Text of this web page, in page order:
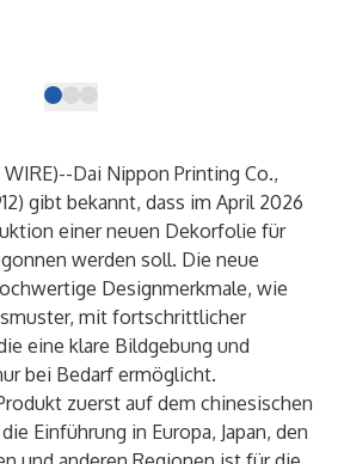
WIRE)--Dai Nippon Printing Co.,
gibt bekannt, dass im April 2026
einer neuen Dekorfolie für
werden soll. Die neue
Designmerkmale, wie
mit fortschrittlicher
eine klare Bildgebung und
bei Bedarf ermöglicht.
zuerst auf dem chinesischen
Einführung in Europa, Japan, den